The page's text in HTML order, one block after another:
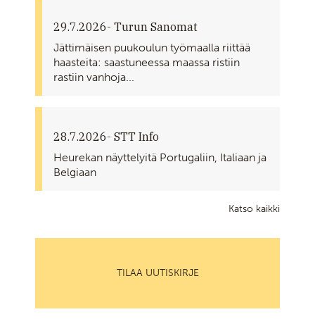
29.7.2026- Turun Sanomat
Jättimäisen puukoulun työmaalla riittää
haasteita: saastuneessa maassa ristiin
rastiin vanhoja...
28.7.2026- STT Info
Heurekan näyttelyitä Portugaliin, Italiaan ja
Belgiaan
Katso kaikki
TILAA UUTISKIRJE